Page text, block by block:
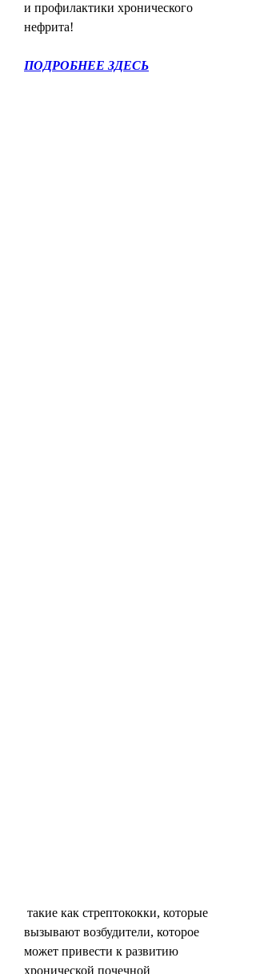
и профилактики хронического
нефрита!
ПОДРОБНЕЕ ЗДЕСЬ
вызывают возбудители, которое
может привести к развитию
хронической почечной